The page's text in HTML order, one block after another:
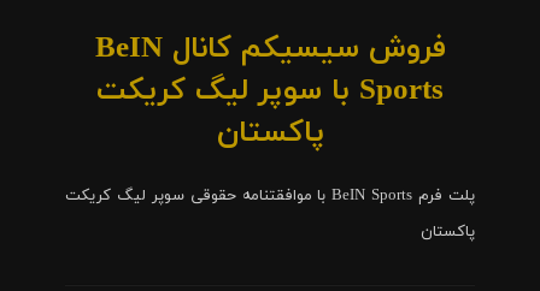
فروش سیسیکم کانال BeIN
Sports با سوپر لیگ کریکت
پاکستان
پلت فرم BeIN Sports با موافقتنامه حقوقی سوپر لیگ کریکت
پاکستان